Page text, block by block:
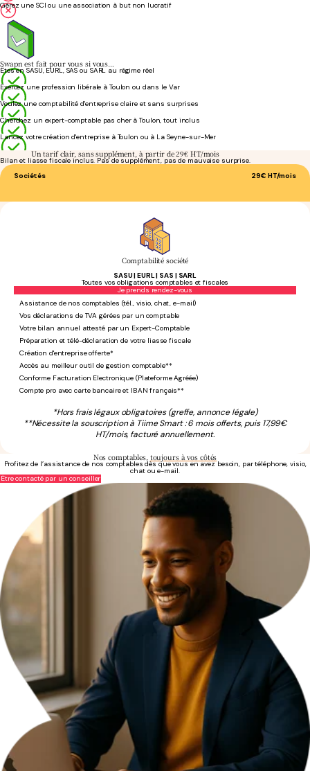
Gérez une SCI ou une association à but non lucratif
Swapn est fait pour vous si vous…
Êtes en SASU, EURL, SAS ou SARL au régime réel
Exercez une profession libérale à Toulon ou dans le Var
Voulez une comptabilité d'entreprise claire et sans surprises
Cherchez un expert-comptable pas cher à Toulon, tout inclus
Lancez votre création d'entreprise à Toulon ou à La Seyne-sur-Mer
Un tarif clair, sans supplément, à partir de 29€ HT/mois
Bilan et liasse fiscale inclus. Pas de supplément, pas de mauvaise surprise.
Sociétés
29€ HT/mois
Comptabilité société
SASU | EURL | SAS | SARL
Toutes vos obligations comptables et fiscales
Je prends rendez-vous
Sans engagement
Assistance de nos comptables (tél., visio, chat, e-mail)
Vos déclarations de TVA gérées par un comptable
Votre bilan annuel attesté par un Expert-Comptable
Préparation et télé-déclaration de votre liasse fiscale
Création d'entreprise offerte*
Accès au meilleur outil de gestion comptable**
Conforme Facturation Electronique (Plateforme Agréée)
Compte pro avec carte bancaire et IBAN français**
*Hors frais légaux obligatoires (greffe, annonce légale)
**Nécessite la souscription à Tiime Smart : 6 mois offerts, puis 17,99€
HT/mois, facturé annuellement.
Nos comptables, toujours à vos côtés
Profitez de l’assistance de nos comptables dès que vous en avez besoin, par téléphone, visio,
chat ou e-mail.
Être contacté par un conseiller